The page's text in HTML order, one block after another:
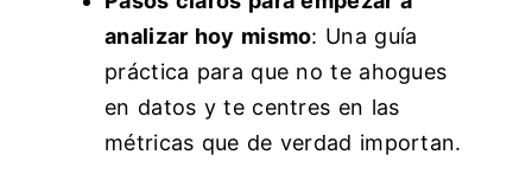
analizar hoy mismo: Una guía
práctica para que no te ahogues
en datos y te centres en las
métricas que de verdad importan.